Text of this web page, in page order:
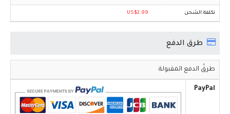
US$2.99
طرق الدفع
طرقُ الدفع المقبولة
PayPal